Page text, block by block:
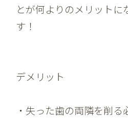
とが何よりのメリットに
す！
デメリット
・失った歯の両隣を削る